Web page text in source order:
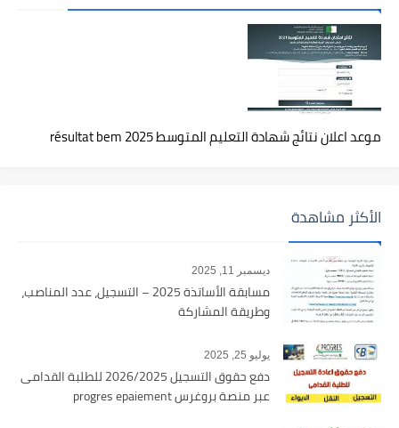
موعد اعلان نتائج شهادة التعليم المتوسط 2025 résultat bem
الأكثر مشاهدة
ديسمبر 11, 2025
مسابقة الأساتذة 2025 – التسجيل، عدد المناصب،
وطريقة المشاركة
يوليو 25, 2025
دفع حقوق التسجيل 2026/2025 للطلبة القدامى
عبر منصة بروغرس progres epaiement